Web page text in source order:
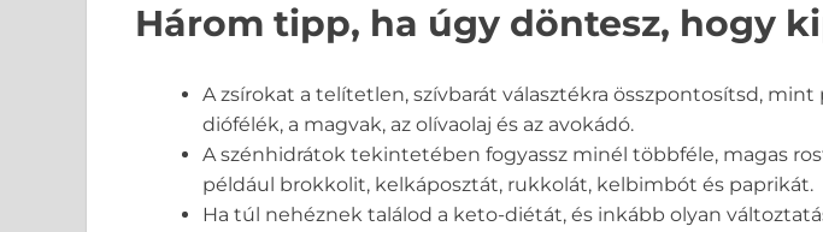
Három tipp, ha úgy döntesz, hogy
A zsírokat a telítetlen, szívbarát választékra összpontosítsd, mint
diófélék, a magvak, az olívaolaj és az avokádó.
A szénhidrátok tekintetében fogyassz minél többféle, magas
például brokkolit, kelkáposztát, rukkolát, kelbimbót és paprikát.
Ha túl nehéznek találod a keto-diétát, és inkább olyan